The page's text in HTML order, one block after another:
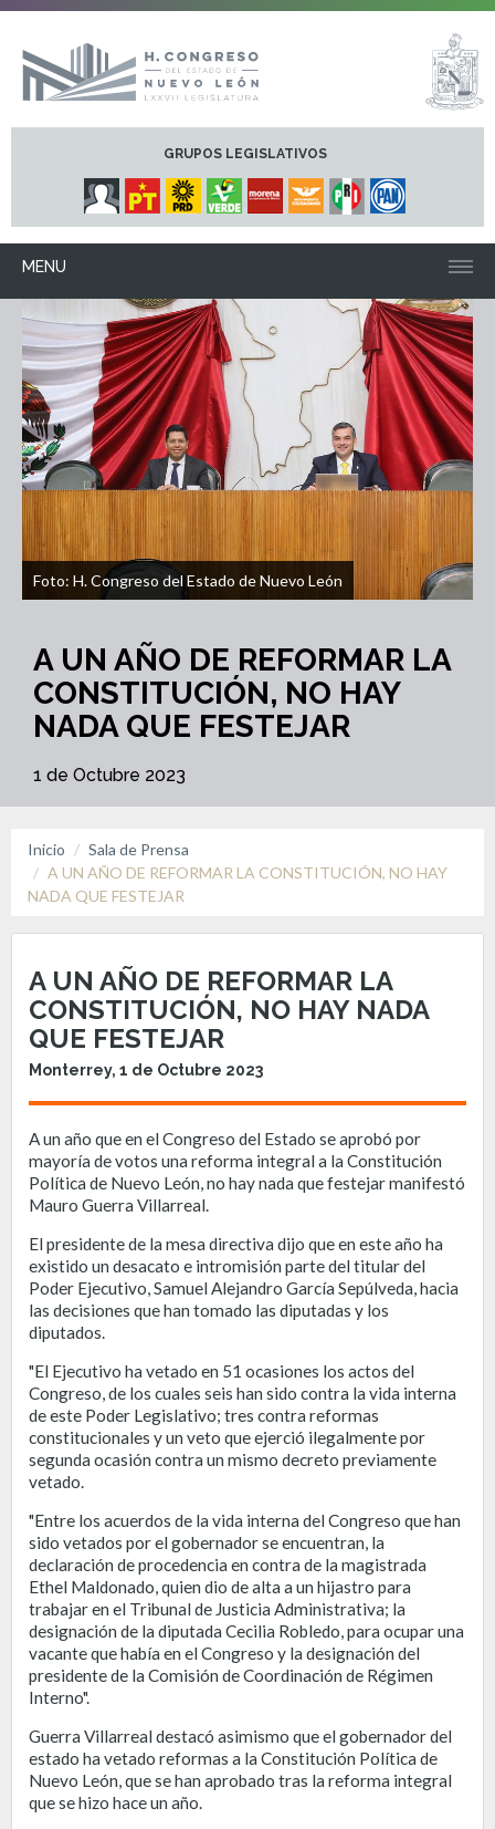
GRUPOS LEGISLATIVOS
MENU
Foto: H. Congreso del Estado de Nuevo León
A UN AÑO DE REFORMAR LA
CONSTITUCIÓN, NO HAY
NADA QUE FESTEJAR
1 de Octubre 2023
Inicio
Sala de Prensa
A UN AÑO DE REFORMAR LA CONSTITUCIÓN, NO HAY
NADA QUE FESTEJAR
A UN AÑO DE REFORMAR LA
CONSTITUCIÓN, NO HAY NADA
QUE FESTEJAR
Monterrey, 1 de Octubre 2023
A un año que en el Congreso del Estado se aprobó por
mayoría de votos una reforma integral a la Constitución
Política de Nuevo León, no hay nada que festejar manifestó
Mauro Guerra Villarreal.
El presidente de la mesa directiva dijo que en este año ha
existido un desacato e intromisión parte del titular del
Poder Ejecutivo, Samuel Alejandro García Sepúlveda, hacia
las decisiones que han tomado las diputadas y los
diputados.
"El Ejecutivo ha vetado en 51 ocasiones los actos del
Congreso, de los cuales seis han sido contra la vida interna
de este Poder Legislativo; tres contra reformas
constitucionales y un veto que ejerció ilegalmente por
segunda ocasión contra un mismo decreto previamente
vetado.
"Entre los acuerdos de la vida interna del Congreso que han
sido vetados por el gobernador se encuentran, la
declaración de procedencia en contra de la magistrada
Ethel Maldonado, quien dio de alta a un hijastro para
trabajar en el Tribunal de Justicia Administrativa; la
designación de la diputada Cecilia Robledo, para ocupar una
vacante que había en el Congreso y la designación del
presidente de la Comisión de Coordinación de Régimen
Interno".
Guerra Villarreal destacó asimismo que el gobernador del
estado ha vetado reformas a la Constitución Política de
Nuevo León, que se han aprobado tras la reforma integral
que se hizo hace un año.